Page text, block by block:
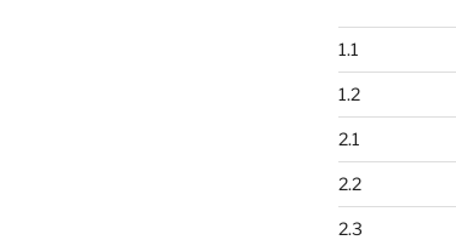
1.1
1.2
2.1
2.2
2.3